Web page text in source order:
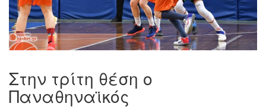
Στην τρίτη θέση ο
Παναθηναϊκός